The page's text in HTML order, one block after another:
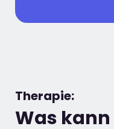
Therapie:
Was